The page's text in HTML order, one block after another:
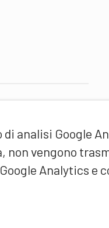
analisi Google
vengono
Analytics e
federale
SUFSM